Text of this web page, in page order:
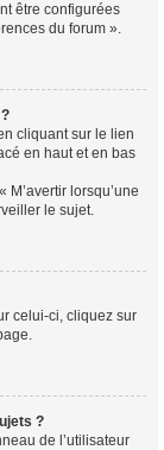
être configurées
du forum ».
cliquant sur le lien
en haut et en bas
lorsqu’une
le sujet.
celui-ci, cliquez sur
?
de l’utilisateur